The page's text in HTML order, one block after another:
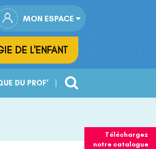
Téléchargez
notre catalogue
MON ESPACE
DE L'ENFANT
DU PROF’